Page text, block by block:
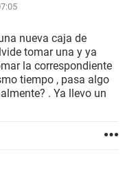
nueva caja de
tomar una y ya
la correspondiente
tiempo , pasa algo
. Ya llevo un